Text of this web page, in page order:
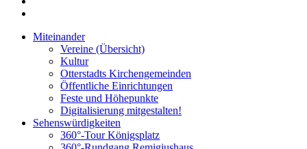
Miteinander
Vereine (Übersicht)
Kultur
Otterstadts Kirchengemeinden
Öffentliche Einrichtungen
Feste und Höhepunkte
Digitalisierung mitgestalten!
Sehenswürdigkeiten
360°-Tour Königsplatz